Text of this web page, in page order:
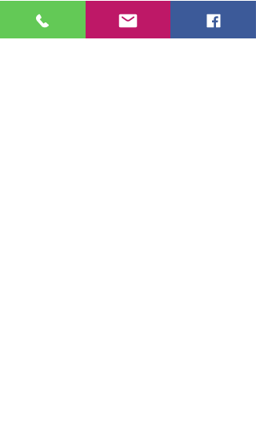
erzeugten Informationen über Ihre
Benutzung dieser Webseite werden in